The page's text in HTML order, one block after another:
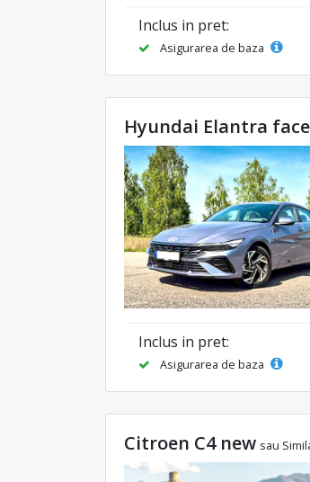
Inclus in pret:
Asigurarea de baza
Hyundai Elantra
Inclus in pret:
Asigurarea de baza
Citroen C4 new sau